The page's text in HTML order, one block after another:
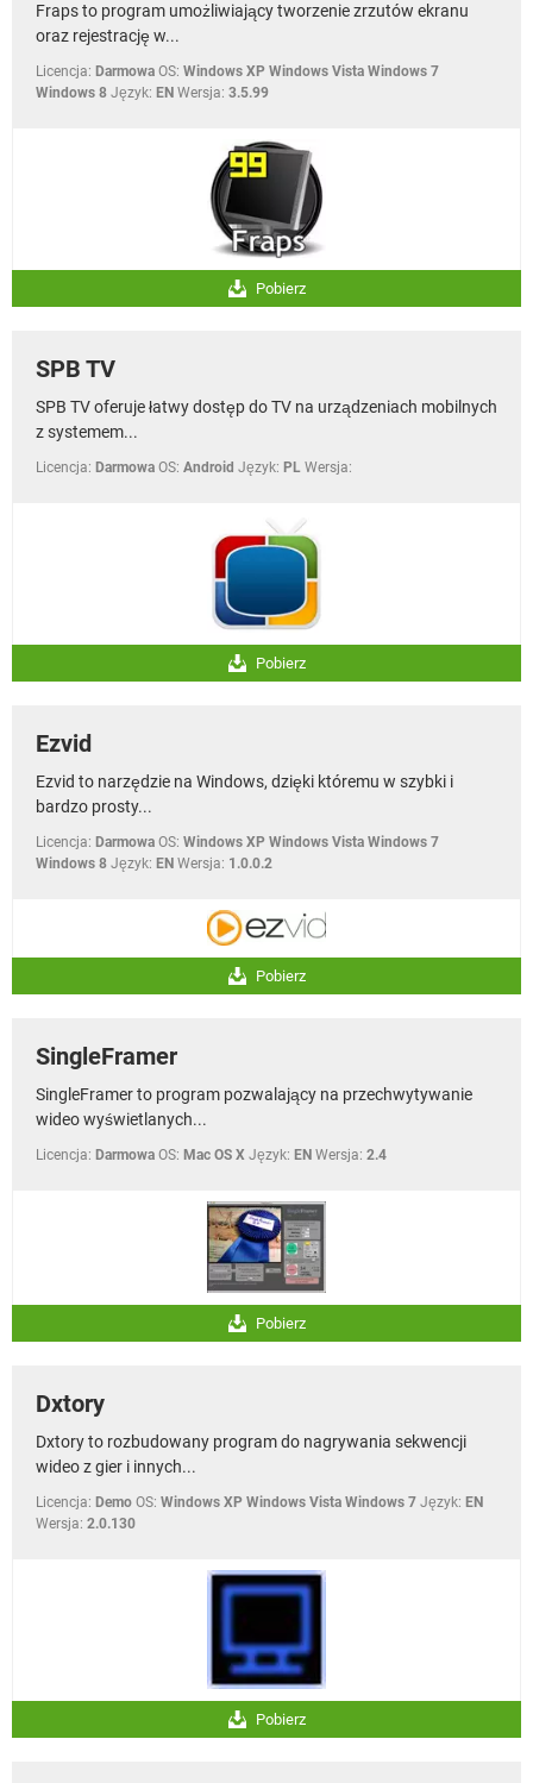
Fraps to program umożliwiający tworzenie zrzutów ekranu
oraz rejestrację w...
Licencja: Darmowa OS: Windows XP Windows Vista Windows 7
Windows 8 Język: EN Wersja: 3.5.99
Pobierz
SPB TV
SPB TV oferuje łatwy dostęp do TV na urządzeniach mobilnych
z systemem...
Licencja: Darmowa OS: Android Język: PL Wersja:
Pobierz
Ezvid
Ezvid to narzędzie na Windows, dzięki któremu w szybki i
bardzo prosty...
Licencja: Darmowa OS: Windows XP Windows Vista Windows 7
Windows 8 Język: EN Wersja: 1.0.0.2
Pobierz
SingleFramer
SingleFramer to program pozwalający na przechwytywanie
wideo wyświetlanych...
Licencja: Darmowa OS: Mac OS X Język: EN Wersja: 2.4
Pobierz
Dxtory
Dxtory to rozbudowany program do nagrywania sekwencji
wideo z gier i innych...
Licencja: Demo OS: Windows XP Windows Vista Windows 7 Język: EN
Wersja: 2.0.130
Pobierz